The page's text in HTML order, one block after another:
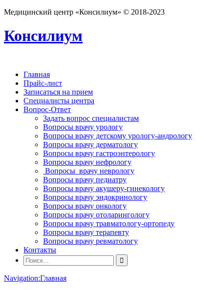
Медицинский центр «Консилиум» © 2018-2023
Консилиум
Главная
Прайс-лист
Записаться на прием
Специалисты центра
Вопрос-Ответ
Задать вопрос специалистам
Вопросы врачу урологу
Вопросы врачу детскому урологу-андрологу
Вопросы врачу дерматологу
Вопросы врачу гастроэнтерологу
Вопросы врачу нефрологу
Вопросы врачу неврологу
Вопросы врачу педиатру
Вопросы врачу акушеру-гинекологу
Вопросы врачу эндокринологу
Вопросы врачу онкологу
Вопросы врачу отоларингологу
Вопросы врачу травматологу-ортопеду
Вопросы врачу терапевту
Вопросы врачу ревматологу
Контакты
Navigation:Главная